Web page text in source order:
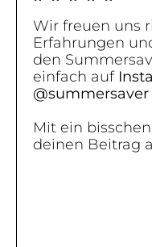
Wir freuen uns
Erfahrungen
den
einfach auf
@summersaver
Mit ein
deinen Beitrag